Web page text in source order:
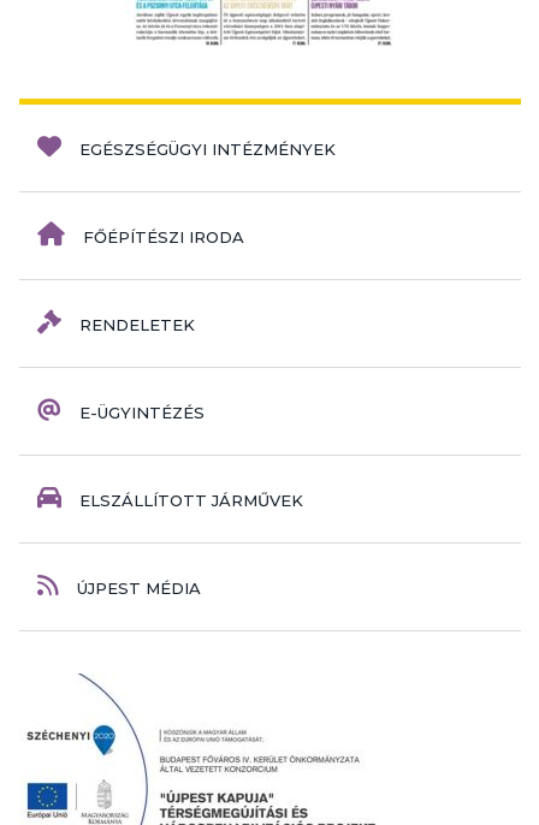
EGÉSZSÉGÜGYI INTÉZMÉNYEK
FŐÉPÍTÉSZI IRODA
RENDELETEK
E-ÜGYINTÉZÉS
ELSZÁLLÍTOTT JÁRMŰVEK
ÚJPEST MÉDIA